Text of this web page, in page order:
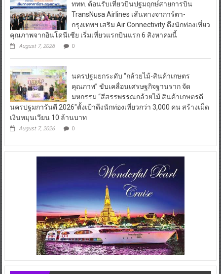
ททท. ต้อนรับเที่ยวบินปฐมฤกษ์สายการบิน
TransNusa Airlines เส้นทางจาการ์ตา-
กรุงเทพฯ เสริม Air Connectivity ดึงนักท่องเที่ยว
คุณภาพจากอินโดนีเซีย เริ่มเที่ยวแรกบินแรก 6 สิงหาคมนี้
August 7, 2026 0
นครปฐมยกระดับ “กล้วยไม้-สินค้าเกษตร
คุณภาพ” ขับเคลื่อนเศรษฐกิจฐานราก จัด
มหกรรม “สีสรรพรรณกล้วยไม้ สินค้าเกษตรดี
นครปฐมการันตี 2026″ตั้งเป้าดึงนักท่องเที่ยวกว่า 3,000 คน สร้างเม็ด
เงินหมุนเวียน 10 ล้านบาท
August 7, 2026 0